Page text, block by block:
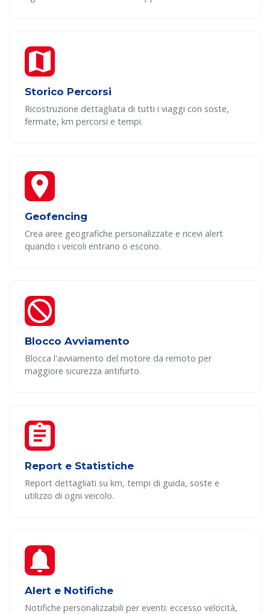
Storico Percorsi
Ricostruzione dettagliata di tutti i viaggi con soste,
fermate, km percorsi e tempi.
Geofencing
Crea aree geografiche personalizzate e ricevi alert
quando i veicoli entrano o escono.
Blocco Avviamento
Blocca l'avviamento del motore da remoto per
maggiore sicurezza antifurto.
Report e Statistiche
Report dettagliati su km, tempi di guida, soste e
utilizzo di ogni veicolo.
Alert e Notifiche
Notifiche personalizzabili per eventi: eccesso velocità,